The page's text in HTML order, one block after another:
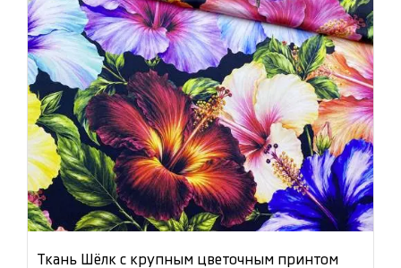
Ткань Шёлк с крупным цветочным принтом